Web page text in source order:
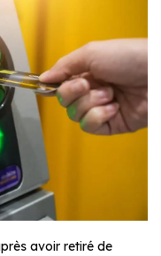
avoir retiré de